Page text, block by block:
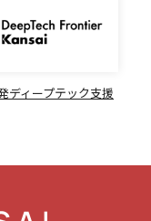
ディープテック支援